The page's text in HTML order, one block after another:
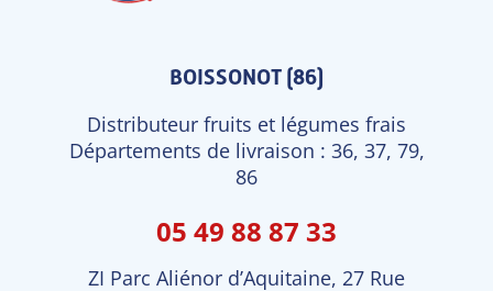
BOISSONOT (86)
Distributeur fruits et légumes frais
Départements de livraison : 36, 37, 79,
86
05 49 88 87 33
ZI Parc Aliénor d’Aquitaine, 27 Rue